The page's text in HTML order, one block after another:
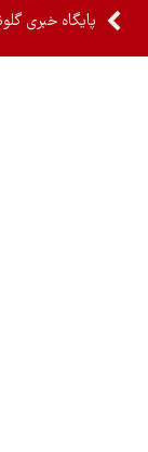
پایگاه خبری گلونی